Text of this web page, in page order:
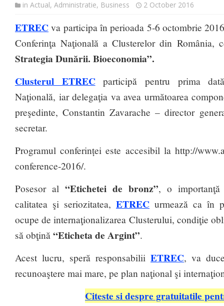
in Actual, Administratie, Business 2 October 2016
ETREC va participa în perioada 5-6 octombrie
Conferinţa Naţională a Clusterelor din România,
Strategia Dunării. Bioeconomia”.
Clusterul ETREC participă pentru prima
Naţională, iar delegaţia va avea următoarea
preşedinte, Constantin Zavarache – director
secretar.
Programul conferinței este accesibil la http://
conference-2016/.
Posesor al “Etichetei de bronz”, o importanţă
calitatea şi seriozitatea, ETREC urmează ca în
ocupe de internaţionalizarea Clusterului, condiţie
să obţină “Eticheta de Argint”.
Acest lucru, speră responsabilii ETREC, va
recunoaştere mai mare, pe plan naţional şi
Citeste si despre gratuitatile